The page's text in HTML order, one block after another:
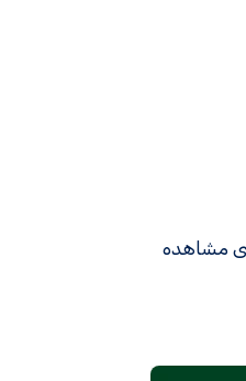
مشاهده